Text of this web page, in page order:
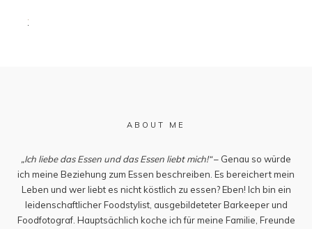
ABOUT ME
„Ich liebe das Essen und das Essen liebt mich!“– Genau so würde
ich meine Beziehung zum Essen beschreiben. Es bereichert mein
Leben und wer liebt es nicht köstlich zu essen? Eben! Ich bin ein
leidenschaftlicher Foodstylist, ausgebildeteter Barkeeper und
Foodfotograf. Hauptsächlich koche ich für meine Familie, Freunde